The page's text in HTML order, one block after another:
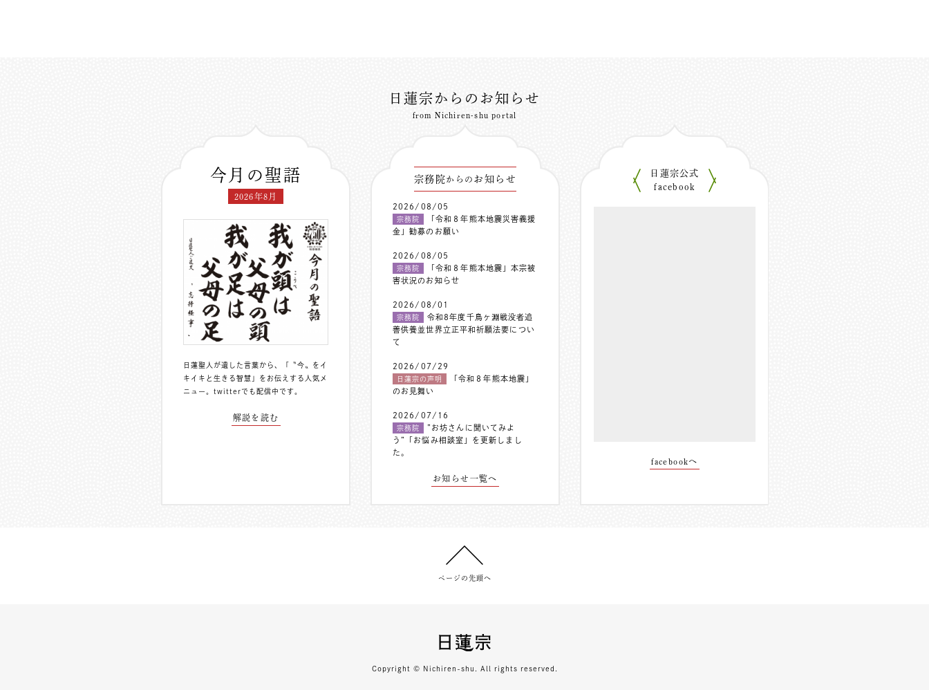
日蓮宗からのお知らせ
from Nichiren-shu portal
今月の聖語
2026年8月
日蓮聖人が遺した言葉から、「〝今〟をイ
キイキと生きる智慧」をお伝えする人気メ
ニュー。 twitterでも配信中 です。
解説を読む
宗務院からの お知らせ
2026/08/05
宗務院
「令和８年熊本地震災害義援
金」勧募のお願い
2026/08/05
宗務院
「令和８年熊本地震」本宗被
害状況のお知らせ
2026/08/01
宗務院
令和8年度千鳥ヶ淵戦没者追
善供養並世界立正平和祈願法要につい
て
2026/07/29
日蓮宗の声明
「令和８年熊本地震」
のお見舞い
2026/07/16
宗務院
”お坊さんに聞いてみよ
う”「お悩み相談室」を更新しまし
た。
お知らせ一覧へ
日蓮宗公式
facebook
facebookへ
ページの先頭へ
Copyright © Nichiren-shu. All rights reserved.